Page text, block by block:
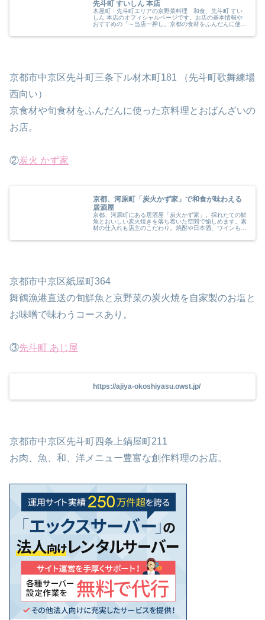
先斗町 すいしん 本店
木屋町・先斗町エリアの京野菜料理 和食、先斗町 すい
しん 本店のオフィシャルページです。お店の基本情報や
おすすめの「～当店一押し。京都の食材をふんだんに使用
「盛合わせ（三種）」をはじめとした...
京都市中京区先斗町三条下ル材木町181 （先斗町歌舞練場
西向い）
京食材や旬食材をふんだんに使った京料理とおばんざいの
お店。
②炭火 かず家
京都、河原町「炭火かず家」で和食が味わえる
居酒屋
京都、河原町にある居酒屋「炭火かず家」。採れたての鮮
魚とおいしい炭火焼きを落ち着いた空間で愉しめます。素
材の仕入れも店主のこだわり。焼酎や日本酒、ワインも週
京都市中京区紙屋町364
舞鶴漁港直送の旬鮮魚と京野菜の炭火焼を自家製のお塩と
お味噌で味わうコースあり。
③先斗町 あじ屋
https://ajiya-okoshiyasu.owst.jp/
京都市中京区先斗町四条上鍋屋町211
お肉、魚、和、洋メニュー豊富な創作料理のお店。